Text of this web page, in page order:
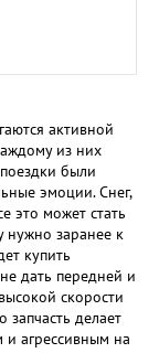
активной
из них
были
эмоции. Снег,
это может стать
нужно заранее к
купить
дать передней и
скорости
запчасть делает
агрессивным на